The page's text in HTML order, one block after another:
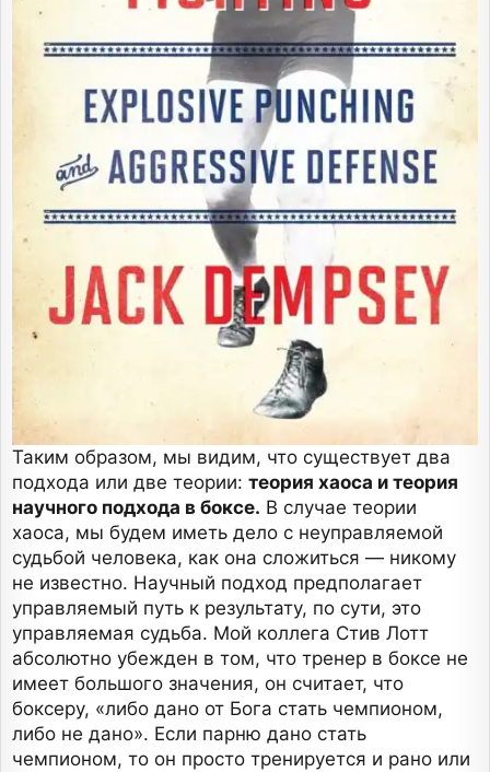
Таким образом, мы видим, что существует два
подхода или две теории: теория хаоса и теория
научного подхода в боксе. В случае теории
хаоса, мы будем иметь дело с неуправляемой
судьбой человека, как она сложиться — никому
не известно. Научный подход предполагает
управляемый путь к результату, по сути, это
управляемая судьба. Мой коллега Стив Лотт
абсолютно убежден в том, что тренер в боксе не
имеет большого значения, он считает, что
боксеру, «либо дано от Бога стать чемпионом,
либо не дано». Если парню дано стать
чемпионом, то он просто тренируется и рано или